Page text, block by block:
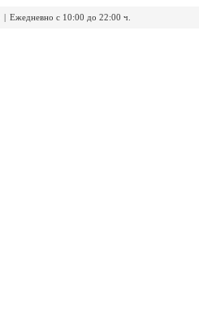
| Ежедневно с 10:00 до 22:00 ч.